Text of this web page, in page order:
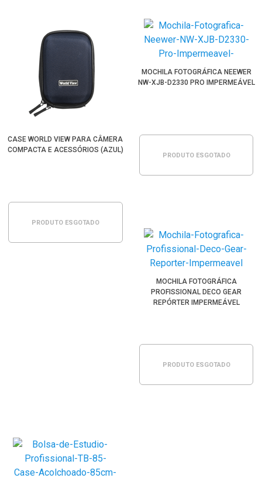
CASE WORLD VIEW PARA CÂMERA
COMPACTA E ACESSÓRIOS (AZUL)
PRODUTO ESGOTADO
MOCHILA FOTOGRÁFICA NEEWER
NW-XJB-D2330 PRO IMPERMEÁVEL
PRODUTO ESGOTADO
MOCHILA FOTOGRÁFICA
PROFISSIONAL DECO GEAR
REPÓRTER IMPERMEÁVEL
PRODUTO ESGOTADO